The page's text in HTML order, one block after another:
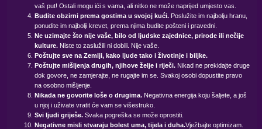
vaš put! Ostali mogu ići s vama, ali nitko ne može naprijed umjesto vas.
Budite obzirni prema gostima u svojoj kući. Poslužite im najbolju hranu,
ponudite im najbolji krevet, prema njima budite pošteni i pravedni.
Ne uzimajte što nije vaše, bilo od ljudske zajednice, prirode ili nečije
kulture. Niste to zaslužili ni dobili. Nije vaše.
Poštujte sve na Zemlji, kako ljude tako i životinje i biljke.
Poštujte mišljenja drugih, njihove želje i riječi. Nikad ne prekidajte druge
dok govore, ne zamjerajte, ne rugajte im se. Svakoj osobi dopustite pravo
na osobno mišljenje.
Nikada ne govorite loše o drugima. Negativna energija koju šaljete, a još
u njoj i uživate vratit će vam se višestruko.
Svi ljudi griješe. Svaka pogreška se može oprostiti.
Negativne misli stvaraju bolest uma, tijela i duha.Vježbajte optimizam.